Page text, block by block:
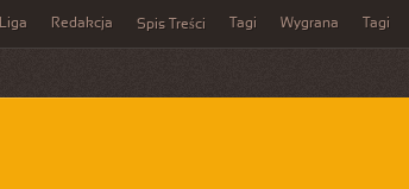
Liga Redakcja Spis Treści Tagi Wygrana Tagi